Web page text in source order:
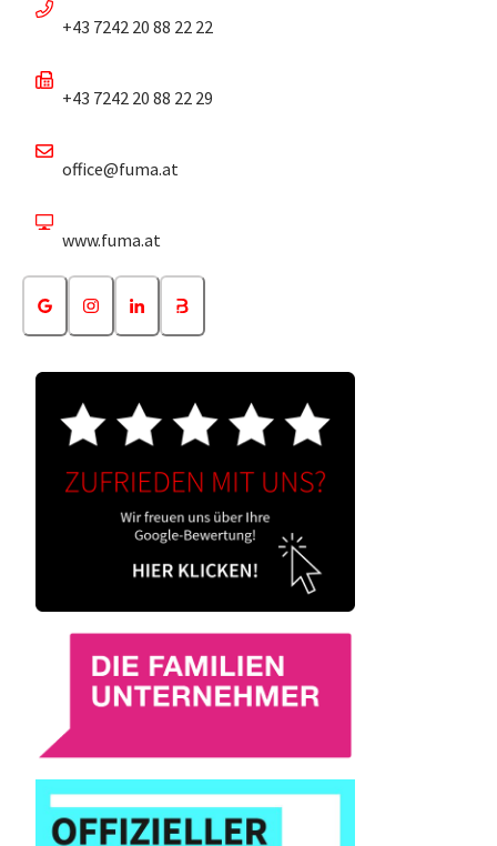
+43 7242 20 88 22 22
+43 7242 20 88 22 29
office@fuma.at
www.fuma.at